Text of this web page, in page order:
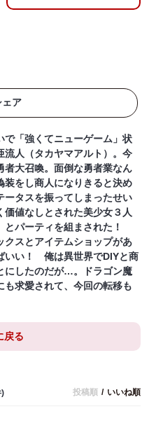
ェア
で「強くてニューゲーム」状
流人（タカヤマアルト）。今
者大召喚。面倒な勇者業なん
装をし商人になりきると決め
ータスを振ってしまったせい
値なしとされた美少女３人
とパーティを組まされた！
クスとアイテムショップがあ
いい！ 俺は異世界でDIYと商
にしたのだが…。ドラゴン魔
も求愛されて、今回の転移も
戻る
) 投稿順 / いいね順